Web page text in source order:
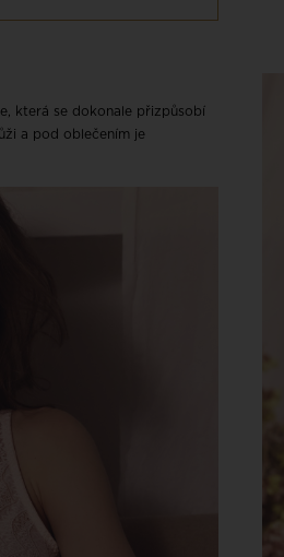
která se dokonale přizpůsobí
a pod oblečením je